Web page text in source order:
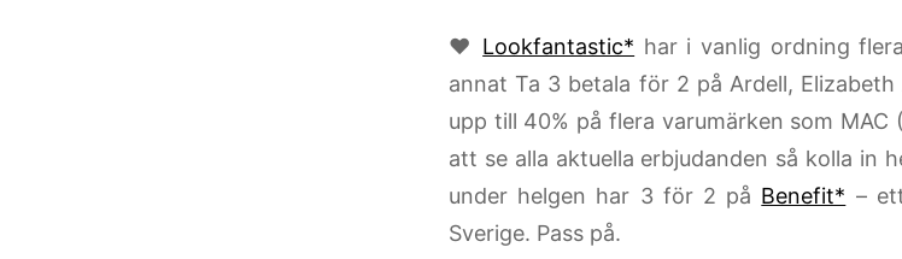
♥ Lookfantastic* har i vanlig ordning
annat Ta 3 betala för 2 på Ardell,
upp till 40% på flera varumärken som MAC
att se alla aktuella erbjudanden så kolla in
under helgen har 3 för 2 på Benefit* –
Sverige. Pass på.